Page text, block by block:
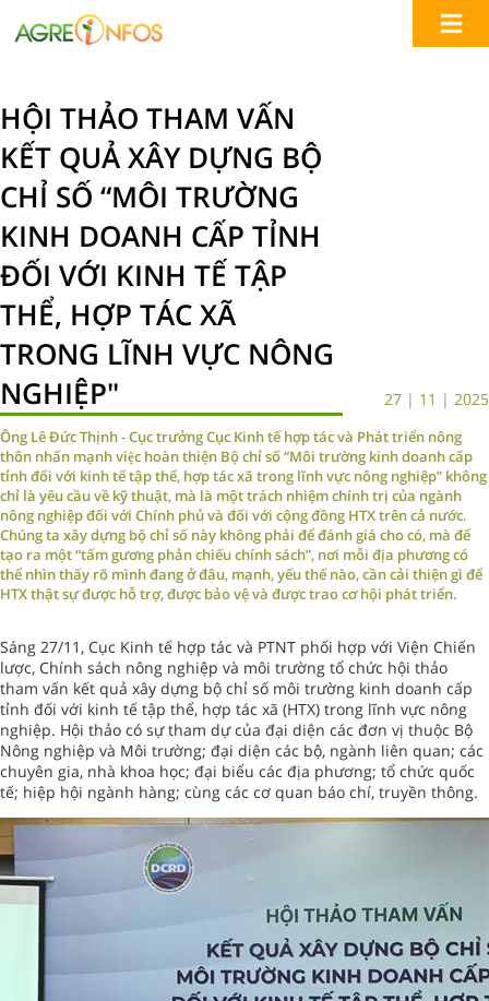
HỘI THẢO THAM VẤN
KẾT QUẢ XÂY DỰNG BỘ
CHỈ SỐ “MÔI TRƯỜNG
KINH DOANH CẤP TỈNH
ĐỐI VỚI KINH TẾ TẬP
THỂ, HỢP TÁC XÃ
TRONG LĨNH VỰC NÔNG
NGHIỆP"
27 | 11 | 2025
Ông Lê Đức Thịnh - Cục trưởng Cục Kinh tế hợp tác và Phát triển nông
thôn nhấn mạnh việc hoàn thiện Bộ chỉ số “Môi trường kinh doanh cấp
tỉnh đối với kinh tế tập thể, hợp tác xã trong lĩnh vực nông nghiệp” không
chỉ là yêu cầu về kỹ thuật, mà là một trách nhiệm chính trị của ngành
nông nghiệp đối với Chính phủ và đối với cộng đồng HTX trên cả nước.
Chúng ta xây dựng bộ chỉ số này không phải để đánh giá cho có, mà để
tạo ra một “tấm gương phản chiếu chính sách”, nơi mỗi địa phương có
thể nhìn thấy rõ mình đang ở đâu, mạnh, yếu thế nào, cần cải thiện gì để
HTX thật sự được hỗ trợ, được bảo vệ và được trao cơ hội phát triển.
Sáng 27/11, Cục Kinh tế hợp tác và PTNT phối hợp với Viện Chiến
lược, Chính sách nông nghiệp và môi trường tổ chức hội thảo
tham vấn kết quả xây dựng bộ chỉ số môi trường kinh doanh cấp
tỉnh đối với kinh tế tập thể, hợp tác xã (HTX) trong lĩnh vực nông
nghiệp. Hội thảo có sự tham dự của đại diện các đơn vị thuộc Bộ
Nông nghiệp và Môi trường; đại diện các bộ, ngành liên quan; các
chuyên gia, nhà khoa học; đại biểu các địa phương; tổ chức quốc
tế; hiệp hội ngành hàng; cùng các cơ quan báo chí, truyền thông.